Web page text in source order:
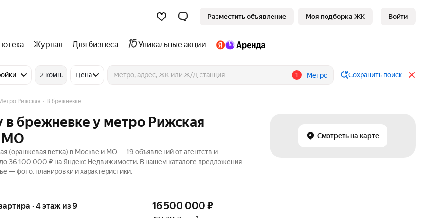
Разместить объявление Моя подборка ЖК Войти
Журнал Для бизнеса Уникальные акции
2 комн. Цена 1 Метро Сохранить поиск
Смотреть на карте
Рижская В брежневке
брежневке у метро Рижская
МО
(оранжевая ветка) в Москве и МО — 19 объявлений от агентств и
36 100 000 ₽ на Яндекс Недвижимости. В нашем каталоге предложения
— фото, планировки и характеристики.
· 4 этаж из 9 16 500 000 ₽